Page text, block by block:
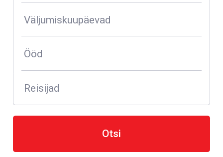
Väljumiskuupäevad
Ööd
Reisijad
Otsi